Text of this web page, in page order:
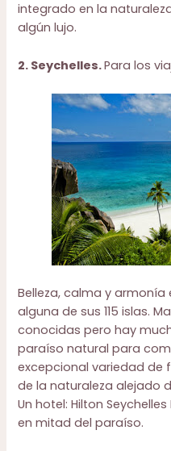
integrado en la
algún lujo.
2. Seychelles.Para los
Belleza, calma y armonía
alguna de sus 115 islas.
conocidas pero hay
paraíso natural para
excepcional variedad de
de la naturaleza alejado
Un hotel:Hilton
en mitad del paraíso.